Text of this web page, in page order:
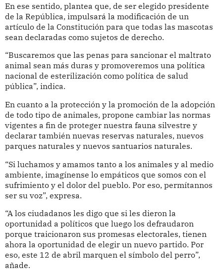
En ese sentido, plantea que, de ser elegido presidente
de la República, impulsará la modificación de un
artículo de la Constitución para que todas las mascotas
sean declaradas como sujetos de derecho.
“Buscaremos que las penas para sancionar el maltrato
animal sean más duras y promoveremos una política
nacional de esterilización como política de salud
pública”, indica.
En cuanto a la protección y la promoción de la adopción
de todo tipo de animales, propone cambiar las normas
vigentes a fin de proteger nuestra fauna silvestre y
declarar también nuevas reservas naturales, nuevos
parques naturales y nuevos santuarios naturales.
“Si luchamos y amamos tanto a los animales y al medio
ambiente, imagínense lo empáticos que somos con el
sufrimiento y el dolor del pueblo. Por eso, permítannos
ser su voz”, expresa.
“A los ciudadanos les digo que si les dieron la
oportunidad a políticos que luego los defraudaron
porque traicionaron sus promesas electorales, tienen
ahora la oportunidad de elegir un nuevo partido. Por
eso, este 12 de abril marquen el símbolo del perro”,
añade.